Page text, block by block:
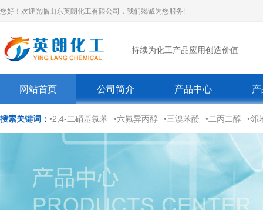
您好！欢迎光临山东英朗化工有限公司，我们竭诚为您服务!
持续为化工产品应用创造价值
网站首页 公司简介 产品中心
搜索关键词： •2,4-二硝基氯苯 •六氟异丙醇 •三溴苯酚 •二丙二醇 •邻